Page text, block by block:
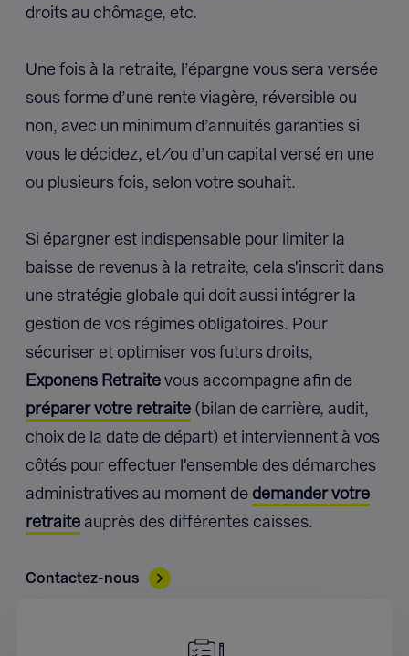
droits au chômage, etc.
Une fois à la retraite, l’épargne vous sera versée
sous forme d’une rente viagère, réversible ou
non, avec un minimum d’annuités garanties si
vous le décidez, et/ou d’un capital versé en une
ou plusieurs fois, selon votre souhait.
Si épargner est indispensable pour limiter la
baisse de revenus à la retraite, cela s'inscrit dans
une stratégie globale qui doit aussi intégrer la
gestion de vos régimes obligatoires. Pour
sécuriser et optimiser vos futurs droits,
Exponens Retraitevous accompagne afin de
préparer votre retraite (bilan de carrière, audit,
choix de la date de départ) et interviennent à vos
côtés pour effectuer l'ensemble des démarches
administratives au moment de demander votre
retraiteauprès des différentes caisses.
Contactez-nous